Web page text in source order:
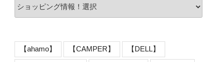
【ahamo】 【CAMPER】 【DELL】